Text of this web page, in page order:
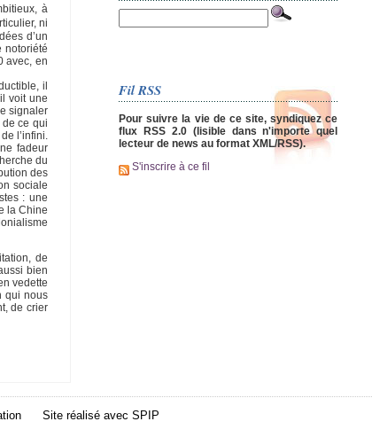
à
ni
d’un
notoriété
avec, en
il
voit une
signaler
de ce qui
l’infini.
fadeur
du
des
sociale
: une
la Chine
de
bien
vedette
qui nous
de crier
Fil RSS
Pour suivre la vie de ce site, syndiquez ce
flux RSS 2.0 (lisible dans n'importe quel
lecteur de news au format XML/RSS).
S'inscrire à ce fil
Site réalisé avec SPIP